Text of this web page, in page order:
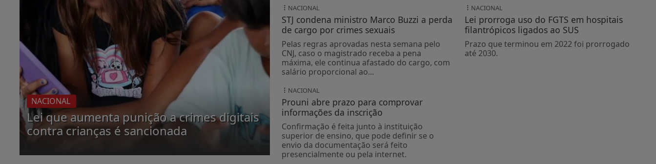
NACIONAL
Lei que aumenta punição a crimes digitais
contra crianças é sancionada
NACIONAL
STJ condena ministro Marco Buzzi a perda
de cargo por crimes sexuais
Pelas regras aprovadas nesta semana pelo
CNJ, caso o magistrado receba a pena
máxima, ele continua afastado do cargo, com
salário proporcional ao...
NACIONAL
Lei prorroga uso do FGTS em hospitais
filantrópicos ligados ao SUS
Prazo que terminou em 2022 foi prorrogado
até 2030.
NACIONAL
Prouni abre prazo para comprovar
informações da inscrição
Confirmação é feita junto à instituição
superior de ensino, que pode definir se o
envio da documentação será feito
presencialmente ou pela internet.